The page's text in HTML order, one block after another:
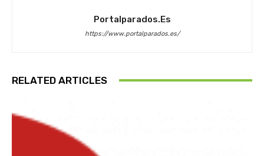
Portalparados.es
https://www.portalparados.es/
RELATED ARTICLES